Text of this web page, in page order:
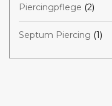
Piercingpflege (2)
Septum Piercing (1)